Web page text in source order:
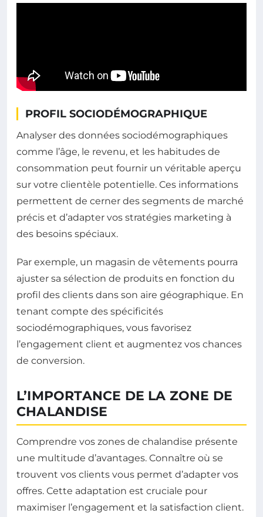
PROFIL SOCIODÉMOGRAPHIQUE
Analyser des données sociodémographiques
comme l’âge, le revenu, et les habitudes de
consommation peut fournir un véritable aperçu
sur votre clientèle potentielle. Ces informations
permettent de cerner des segments de marché
précis et d’adapter vos stratégies marketing à
des besoins spéciaux.
Par exemple, un magasin de vêtements pourra
ajuster sa sélection de produits en fonction du
profil des clients dans son aire géographique. En
tenant compte des spécificités
sociodémographiques, vous favorisez
l’engagement client et augmentez vos chances
de conversion.
L’IMPORTANCE DE LA ZONE DE
CHALANDISE
Comprendre vos zones de chalandise présente
une multitude d’avantages. Connaître où se
trouvent vos clients vous permet d’adapter vos
offres. Cette adaptation est cruciale pour
maximiser l’engagement et la satisfaction client.